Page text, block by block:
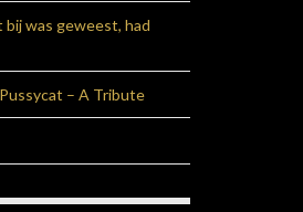
bij was geweest, had
– A Tribute